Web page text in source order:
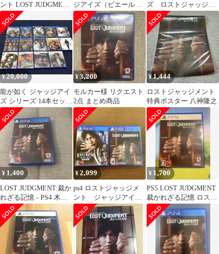
ント LOST JUDGMENT
裁かれざる記憶
ジアイズ（ピエール
瀧）ロストジャッジメ
ント 2本セット
ズ ロストジャッジメ
ント 2つセット
¥20,000
龍が如く ジャッジアイ
ズ シリーズ 14本セット
PS4 PS5
¥3,200
モルカー様 リクエスト
2点 まとめ商品
¥1,444
ロストジャッジメント
特典ポスター 八神隆之
¥ 1,400
LOST JUDGMENT:裁か
れざる記憶 - PS4 木村
拓哉
¥2,099
ps4 ロストジャッジメ
ント ジャッジアイ
ズ 北米版 セット
プレイステーション
¥ 1,700
PS5 LOST JUDGMENT
裁かれざる記憶 ロスト
ジャッジメント